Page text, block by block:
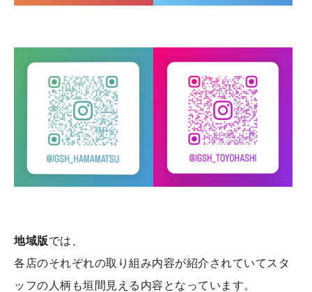
地域版では、
各店のそれぞれの取り組み内容が紹介されていてスタ
ッフの人柄も垣間見える内容となっています。